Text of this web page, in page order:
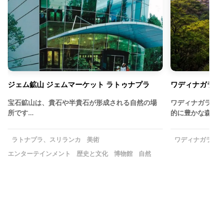
ジェム鉱山 ジェムマーケット ラトゥナプラ
宝石鉱山は、貴石や半貴石が形成される自然の場
所です…
ラトナプラ、スリランカ
美術
エンターテインメント
歴史と文化 博物館 自然
ワディナガ
ワディナガラ
的に豊かな森
ワディナガラ